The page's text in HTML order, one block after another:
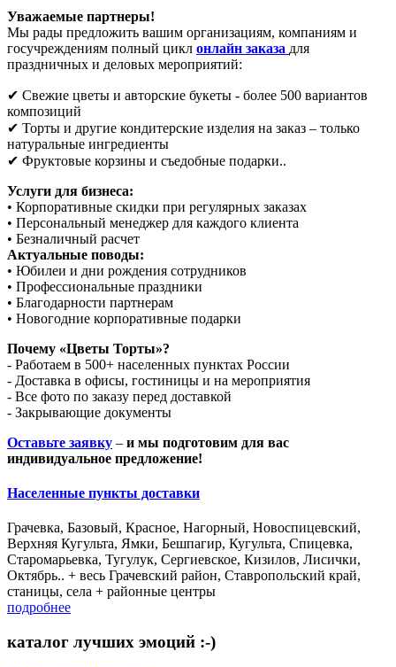
Уважаемые партнеры!
Мы рады предложить вашим организациям, компаниям и
госучреждениям полный цикл онлайн заказа для
праздничных и деловых мероприятий:
✔ Свежие цветы и авторские букеты - более 500 вариантов
композиций
✔ Торты и другие кондитерские изделия на заказ – только
натуральные ингредиенты
✔ Фруктовые корзины и съедобные подарки..
Услуги для бизнеса:
• Корпоративные скидки при регулярных заказах
• Персональный менеджер для каждого клиента
• Безналичный расчет
Актуальные поводы:
• Юбилеи и дни рождения сотрудников
• Профессиональные праздники
• Благодарности партнерам
• Новогодние корпоративные подарки
Почему «Цветы Торты»?
- Работаем в 500+ населенных пунктах России
- Доставка в офисы, гостиницы и на мероприятия
- Все фото по заказу перед доставкой
- Закрывающие документы
Оставьте заявку – и мы подготовим для вас
индивидуальное предложение!
Населенные пункты доставки
Грачевка, Базовый, Красное, Нагорный, Новоспицевский,
Верхняя Кугульта, Ямки, Бешпагир, Кугульта, Спицевка,
Старомарьевка, Тугулук, Сергиевское, Кизилов, Лисички,
Октябрь.. + весь Грачевский район, Ставропольский край,
станицы, села + районные центры
подробнее
каталог лучших эмоций :-)